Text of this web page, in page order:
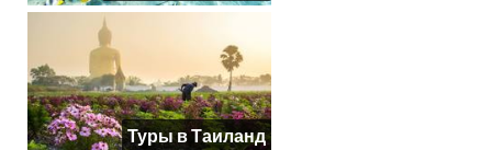
Туры в Таиланд